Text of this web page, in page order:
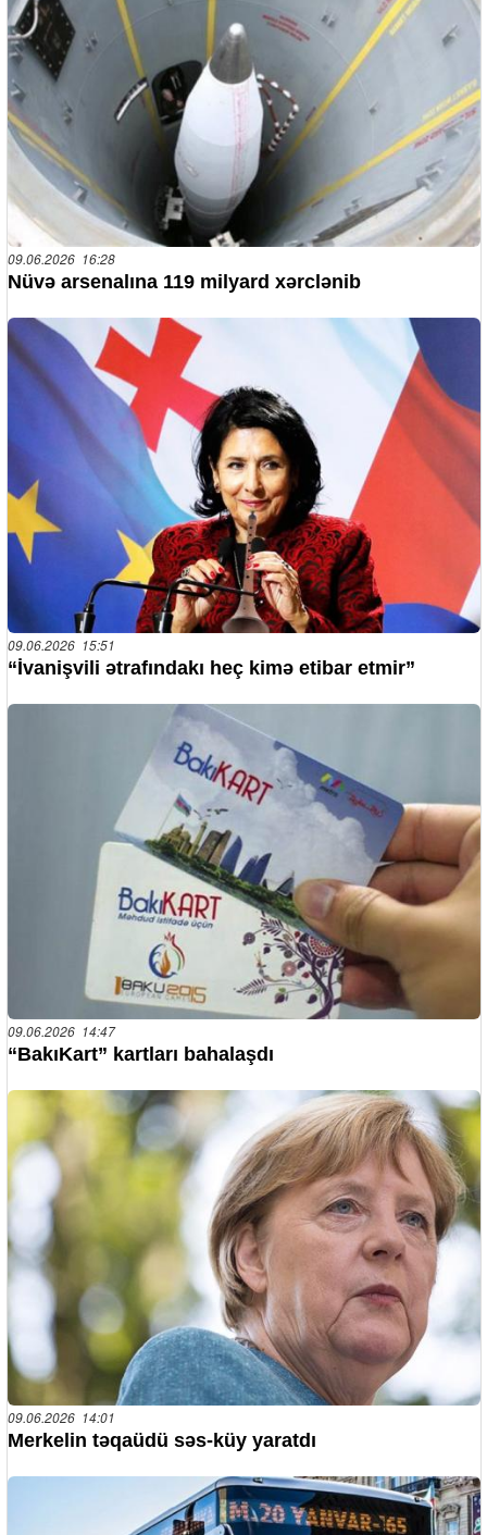
09.06.2026 16:28
Nüvə arsenalına 119 milyard xərclənib
09.06.2026 15:51
“İvanişvili ətrafındakı heç kimə etibar etmir”
09.06.2026 14:47
“BakıKart” kartları bahalaşdı
09.06.2026 14:01
Merkelin təqaüdü səs-küy yaratdı